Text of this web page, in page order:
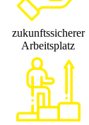
zukunftssicherer
Arbeitsplatz